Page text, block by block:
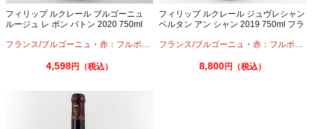
フィリップ ルクレール ブルゴーニュ
ルージュ レ ボン バトン 2020 750ml
フランス/ブルゴーニュ ・ 赤：フルボディ ・ピノノワール
4,598円（税込）
フィリップ ルクレール ジュヴレシャン
ベルタン アン シャン 2019 750ml フラ
フランス/ブルゴーニュ ・赤：フルボディ
8,800円（税込）